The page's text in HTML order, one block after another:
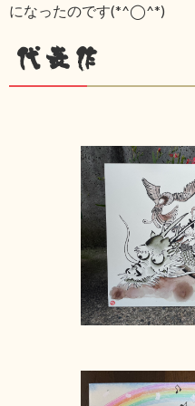
になったのです(*^◯^*)
代表作